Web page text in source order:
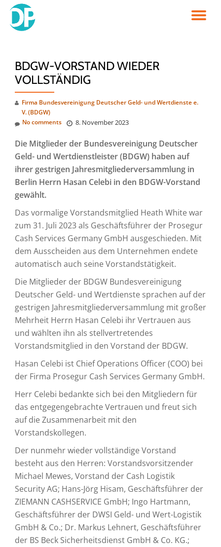
Skip
BDGW-VORSTAND WIEDER
VOLLSTÄNDIG
Firma Bundesvereinigung Deutscher Geld- und Wertdienste e.
V. (BDGW)
8. November 2023
No comments
Die Mitglieder der Bundesvereinigung Deutscher
Geld- und Wertdienstleister (BDGW) haben auf
ihrer gestrigen Jahresmitgliederversammlung in
Berlin Herrn Hasan Celebi in den BDGW-Vorstand
gewählt.
Das vormalige Vorstandsmitglied Heath White war
zum 31. Juli 2023 als Geschäftsführer der Prosegur
Cash Services Germany GmbH ausgeschieden. Mit
dem Ausscheiden aus dem Unternehmen endete
automatisch auch seine Vorstandstätigkeit.
Die Mitglieder der BDGW Bundesvereinigung
Deutscher Geld- und Wertdienste sprachen auf der
gestrigen Jahresmitgliederversammlung mit großer
Mehrheit Herrn Hasan Celebi ihr Vertrauen aus
und wählten ihn als stellvertretendes
Vorstandsmitglied in den Vorstand der BDGW.
Hasan Celebi ist Chief Operations Officer (COO) bei
der Firma Prosegur Cash Services Germany GmbH.
Herr Celebi bedankte sich bei den Mitgliedern für
das entgegengebrachte Vertrauen und freut sich
auf die Zusammenarbeit mit den
Vorstandskollegen.
Der nunmehr wieder vollständige Vorstand
besteht aus den Herren: Vorstandsvorsitzender
Michael Mewes, Vorstand der Cash Logistik
Security AG; Hans-Jörg Hisam, Geschäftsführer der
ZIEMANN CASHSERVICE GmbH; Ingo Hartmann,
Geschäftsführer der DWSI Geld- und Wert-Logistik
GmbH & Co.; Dr. Markus Lehnert, Geschäftsführer
der BS Beck Sicherheitsdienst GmbH & Co. KG.;